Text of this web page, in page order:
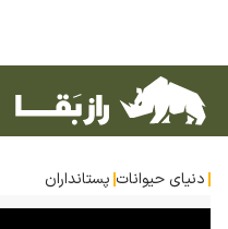
دنیای حیوانات پستانداران